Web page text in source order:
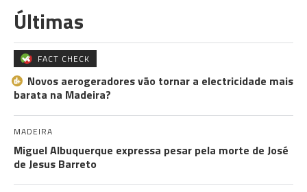
Últimas
FACT CHECK
Novos aerogeradores vão tornar a electricidade mais
barata na Madeira?
MADEIRA
Miguel Albuquerque expressa pesar pela morte de José
de Jesus Barreto